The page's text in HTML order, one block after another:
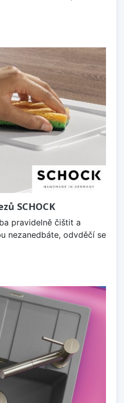
SCHOCK
pravidelně čištit a
nezanedbáte, odvděčí se